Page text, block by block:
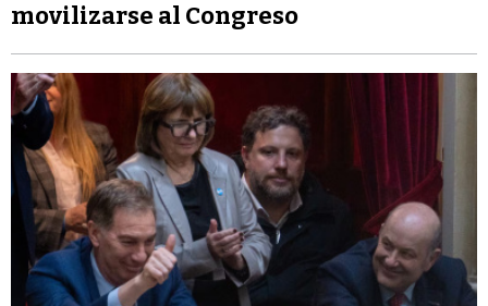
movilizarse al Congreso